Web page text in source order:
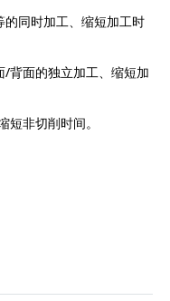
的同时加工、缩短加工时
/背面的独立加工、缩短加
短非切削时间。